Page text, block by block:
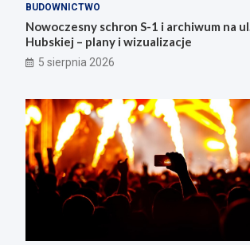
BUDOWNICTWO
Nowoczesny schron S-1 i archiwum na ul.
Hubskiej – plany i wizualizacje
5 sierpnia 2026